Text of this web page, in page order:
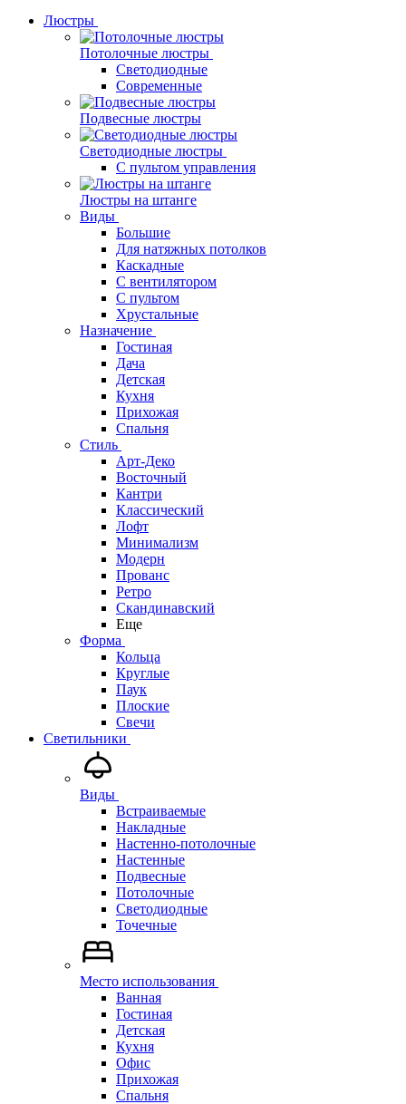
Люстры
Потолочные люстры
Светодиодные
Современные
Подвесные люстры
Светодиодные люстры
С пультом управления
Люстры на штанге
Виды
Большие
Для натяжных потолков
Каскадные
С вентилятором
С пультом
Хрустальные
Назначение
Гостиная
Дача
Детская
Кухня
Прихожая
Спальня
Стиль
Арт-Деко
Восточный
Кантри
Классический
Лофт
Минимализм
Модерн
Прованс
Ретро
Скандинавский
Еще
Форма
Кольца
Круглые
Паук
Плоские
Свечи
Светильники
Виды
Встраиваемые
Накладные
Настенно-потолочные
Настенные
Подвесные
Потолочные
Светодиодные
Точечные
Место использования
Ванная
Гостиная
Детская
Кухня
Офис
Прихожая
Спальня